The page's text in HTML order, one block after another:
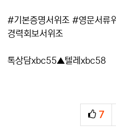
#기본증명서위조 #영문서류
경력회보서위조
톡상담xbc55▲텔레xbc58
7
추천